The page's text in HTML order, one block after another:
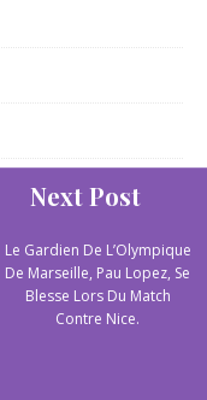
Next Post
Le Gardien De L’Olympique
De Marseille, Pau Lopez, Se
Blesse Lors Du Match
Contre Nice.